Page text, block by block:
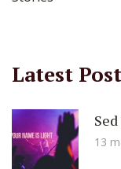
Latest
13